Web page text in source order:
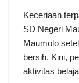
Keceriaan
SD Negeri
Maumolo
bersih. Kini,
aktivitas